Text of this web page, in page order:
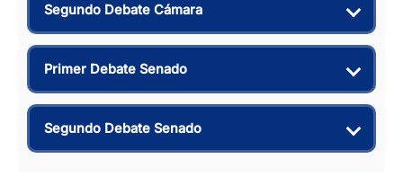
Segundo Debate Cámara
Primer Debate Senado
Segundo Debate Senado